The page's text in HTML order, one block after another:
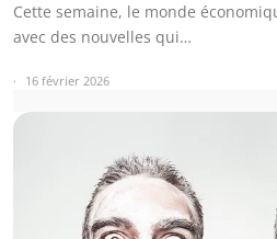
Cette semaine, le monde
avec des nouvelles qui…
16 février 2026